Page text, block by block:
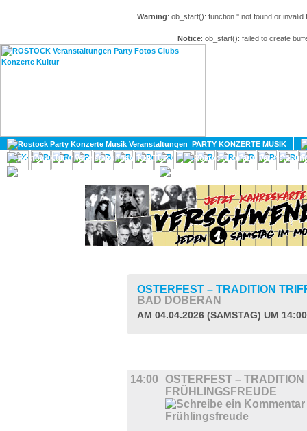
Warning: ob_start(): function '' not found or
Notice: ob_start(): failed to create
PARTY KONZERTE MUSIK
KULTUR
GAY
OSTERFEST – TRADITION
BAD DOBERAN
AM 04.04.2026 (SAMSTAG) UM
14:00
OSTERFEST – TRADITION
FRÜHLINGSFREUDE